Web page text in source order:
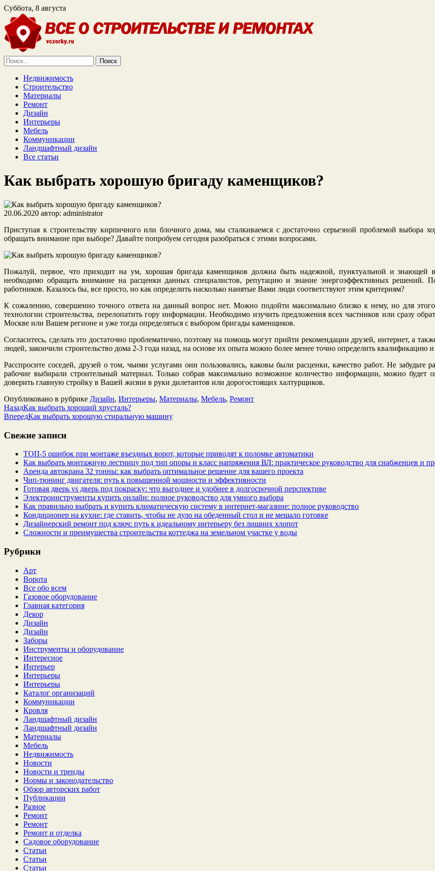
Суббота, 8 августа
Найти:
Недвижимость
Строительство
Материалы
Ремонт
Дизайн
Интерьеры
Мебель
Коммуникации
Ландшафтный дизайн
Все статьи
Как выбрать хорошую бригаду каменщиков?
20.06.2020 автор: administrator
Приступая к строительству кирпичного или блочного дома, мы сталкиваемся с достаточно серьезной проблемой
обращать внимание при выборе? Давайте попробуем сегодня разобраться с этими вопросами.
Пожалуй, первое, что приходит на ум, хорошая бригада каменщиков должна быть надежной, пунктуальной и знающей
необходимо обращать внимание на расценки данных специалистов, репутацию и знание энергоэффективных решений.
работников. Казалось бы, все просто, но как определить насколько нанятые Вами люди соответствуют этим критериям?
К сожалению, совершенно точного ответа на данный вопрос нет. Можно подойти максимально близко к нему, но для этого
технологии строительства, перелопатить гору информации. Необходимо изучить предложения всех частников или сразу
Москве или Вашем регионе и уже тогда определяться с выбором бригады каменщиков.
Согласитесь, сделать это достаточно проблематично, поэтому на помощь могут прийти рекомендации друзей, интернет, а
людей, закончили строительство дома 2-3 года назад, на основе их опыта можно более менее точно определить квалификацию
Расспросите соседей, друзей о том, чьими услугами они пользовались, каковы были расценки, качество работ. Не забудьте
рабочие выбирали строительный материал. Только собрав максимально возможное количество информации, можно будет
доверить главную стройку в Вашей жизни в руки дилетантов или дорогостоящих халтурщиков.
Опубликовано в рубрике Дизайн, Интерьеры, Материалы, Мебель, Ремонт
НазадКак выбрать хороший хрусталь?
ВпередКак выбрать хорошую стиральную машину
Свежие записи
ТОП-5 ошибок при монтаже въездных ворот, которые приводят к поломке автоматики
Как выбрать монтажную лестницу под тип опоры и класс напряжения ВЛ: практическое руководство для снабженцев и
Аренда автокрана 32 тонны: как выбрать оптимальное решение для вашего проекта
Чип‑тюнинг двигателя: путь к повышенной мощности и эффективности
Готовая дверь vs дверь под покраску: что выгоднее и удобнее в долгосрочной перспективе
Электроинструменты купить онлайн: полное руководство для умного выбора
Как правильно выбрать и купить климатическую систему в интернет‑магазине: полное руководство
Кондиционер на кухне: где ставить, чтобы не дуло на обеденный стол и не мешало готовке
Дизайнерский ремонт под ключ: путь к идеальному интерьеру без лишних хлопот
Сложности и преимущества строительства коттеджа на земельном участке у воды
Рубрики
Арт
Ворота
Все обо всем
Газовое оборудование
Главная категория
Декор
Дизайн
Дизайн
Заборы
Инструменты и оборудование
Интересное
Интерьер
Интерьеры
Интерьеры
Каталог организаций
Коммуникации
Кровля
Ландшафтный дизайн
Ландшафтный дизайн
Материалы
Мебель
Недвижимость
Новости
Новости и тренды
Нормы и законодательство
Обзор авторских работ
Публикации
Разное
Ремонт
Ремонт
Ремонт и отделка
Садовое оборудование
Статьи
Статьи
Статьи